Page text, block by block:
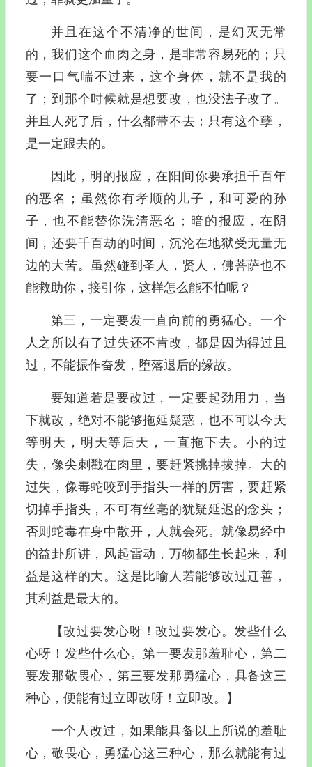
并且在这个不清净的世间，是幻灭无常
的，我们这个血肉之身，是非常容易死的；只
要一口气喘不过来，这个身体，就不是我的
了；到那个时候就是想要改，也没法子改了。
并且人死了后，什么都带不去；只有这个孽，
是一定跟去的。
因此，明的报应，在阳间你要承担千百年
的恶名；虽然你有孝顺的儿子，和可爱的孙
子，也不能替你洗清恶名；暗的报应，在阴
间，还要千百劫的时间，沉沦在地狱受无量无
边的大苦。虽然碰到圣人，贤人，佛菩萨也不
能救助你，接引你，这样怎么能不怕呢？
第三，一定要发一直向前的勇猛心。一个
人之所以有了过失还不肯改，都是因为得过且
过，不能振作奋发，堕落退后的缘故。
要知道若是要改过，一定要起劲用力，当
下就改，绝对不能够拖延疑惑，也不可以今天
等明天，明天等后天，一直拖下去。小的过
失，像尖刺戳在肉里，要赶紧挑掉拔掉。大的
过失，像毒蛇咬到手指头一样的厉害，要赶紧
切掉手指头，不可有丝毫的犹疑延迟的念头；
否则蛇毒在身中散开，人就会死。就像易经中
的益卦所讲，风起雷动，万物都生长起来，利
益是这样的大。这是比喻人若能够改过迁善，
其利益是最大的。
【改过要发心呀！改过要发心。发些什么
心呀！发些什么心。第一要发那羞耻心，第二
要发那敬畏心，第三要发那勇猛心，具备这三
种心，便能有过立即改呀！立即改。】
一个人改过，如果能具备以上所说的羞耻
心，敬畏心，勇猛心这三种心，那么就能有过